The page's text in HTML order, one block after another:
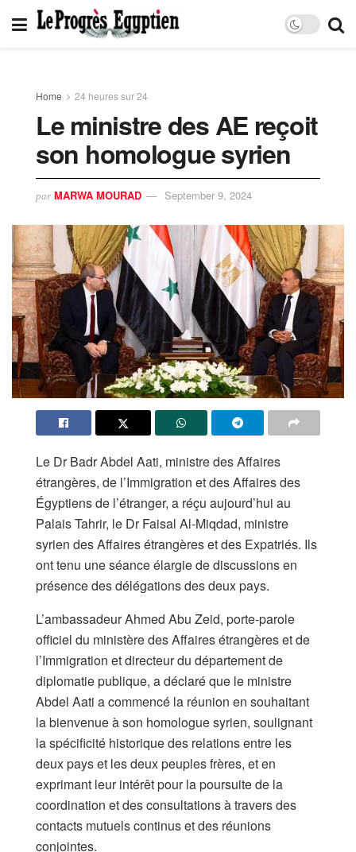
Home 24 heures sur 24
Le ministre des AE reçoit
son homologue syrien
par MARWA MOURAD September 9, 2024
Le Dr Badr Abdel Aati, ministre des Affaires
étrangères, de l’Immigration et des Affaires des
Égyptiens de l’étranger, a réçu aujourd’hui au
Palais Tahrir, le Dr Faisal Al-Miqdad, ministre
syrien des Affaires étrangères et des Expatriés. Ils
ont tenu une séance élargie de discussions en
présence des délégations des deux pays.
L’ambassadeur Ahmed Abu Zeid, porte-parole
officiel du ministère des Affaires étrangères et de
l’Immigration et directeur du département de
diplomatie publique, a déclaré que le ministre
Abdel Aati a commencé la réunion en souhaitant
la bienvenue à son homologue syrien, soulignant
la spécificité historique des relations entre les
deux pays et les deux peuples frères, et en
exprimant leur intérêt pour la poursuite de la
coordination et des consultations à travers des
contacts mutuels continus et des réunions
conjointes.